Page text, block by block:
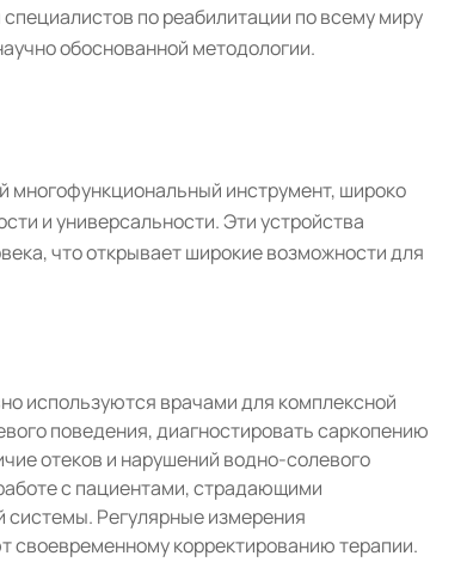
по реабилитации по всему миру
обоснованной методологии.
многофункциональный инструмент, широко
и универсальности. Эти устройства
что открывает широкие возможности для
используются врачами для комплексной
поведения, диагностировать саркопению
отеков и нарушений водно-солевого
с пациентами, страдающими
Регулярные измерения
своевременному корректированию терапии.